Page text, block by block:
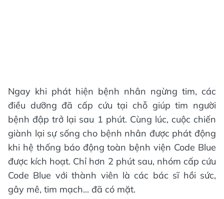
Ngay khi phát hiện bệnh nhân ngừng tim, các
điều dưỡng đã cấp cứu tại chỗ giúp tim người
bệnh đập trở lại sau 1 phút. Cùng lúc, cuộc chiến
giành lại sự sống cho bệnh nhân được phát động
khi hệ thống báo động toàn bệnh viện Code Blue
được kích hoạt. Chỉ hơn 2 phút sau, nhóm cấp cứu
Code Blue với thành viên là các bác sĩ hồi sức,
gây mê, tim mạch... đã có mặt.